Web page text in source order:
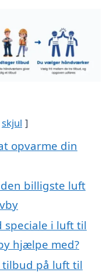
skjul
opvarme din
billigste luft
speciale i luft til
hjælpe med?
på luft til